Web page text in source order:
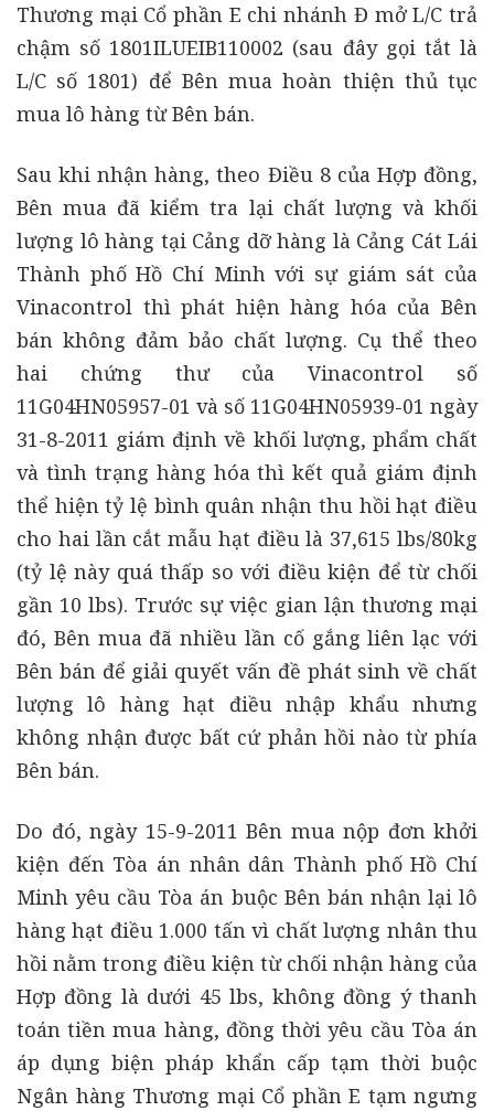
Thương mại Cổ phần E chi nhánh Đ mở L/C trả
chậm số 1801ILUEIB110002 (sau đây gọi tắt là
L/C số 1801) để Bên mua hoàn thiện thủ tục
mua lô hàng từ Bên bán.
Sau khi nhận hàng, theo Điều 8 của Hợp đồng,
Bên mua đã kiểm tra lại chất lượng và khối
lượng lô hàng tại Cảng dỡ hàng là Cảng Cát Lái
Thành phố Hồ Chí Minh với sự giám sát của
Vinacontrol thì phát hiện hàng hóa của Bên
bán không đảm bảo chất lượng. Cụ thể theo
hai chứng thư của Vinacontrol số
11G04HN05957-01 và số 11G04HN05939-01 ngày
31-8-2011 giám định về khối lượng, phẩm chất
và tình trạng hàng hóa thì kết quả giám định
thể hiện tỷ lệ bình quân nhận thu hồi hạt điều
cho hai lần cắt mẫu hạt điều là 37,615 lbs/80kg
(tỷ lệ này quá thấp so với điều kiện để từ chối
gần 10 lbs). Trước sự việc gian lận thương mại
đó, Bên mua đã nhiều lần cố gắng liên lạc với
Bên bán để giải quyết vấn đề phát sinh về chất
lượng lô hàng hạt điều nhập khẩu nhưng
không nhận được bất cứ phản hồi nào từ phía
Bên bán.
Do đó, ngày 15-9-2011 Bên mua nộp đơn khởi
kiện đến Tòa án nhân dân Thành phố Hồ Chí
Minh yêu cầu Tòa án buộc Bên bán nhận lại lô
hàng hạt điều 1.000 tấn vì chất lượng nhân thu
hồi nằm trong điều kiện từ chối nhận hàng của
Hợp đồng là dưới 45 lbs, không đồng ý thanh
toán tiền mua hàng, đồng thời yêu cầu Tòa án
áp dụng biện pháp khẩn cấp tạm thời buộc
Ngân hàng Thương mại Cổ phần E tạm ngưng